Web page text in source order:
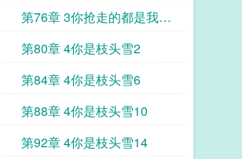
的10
第76章 3你抢走的都是我不
要的14
第80章 4你是枝头雪2
第84章 4你是枝头雪6
第88章 4你是枝头雪10
第92章 4你是枝头雪14